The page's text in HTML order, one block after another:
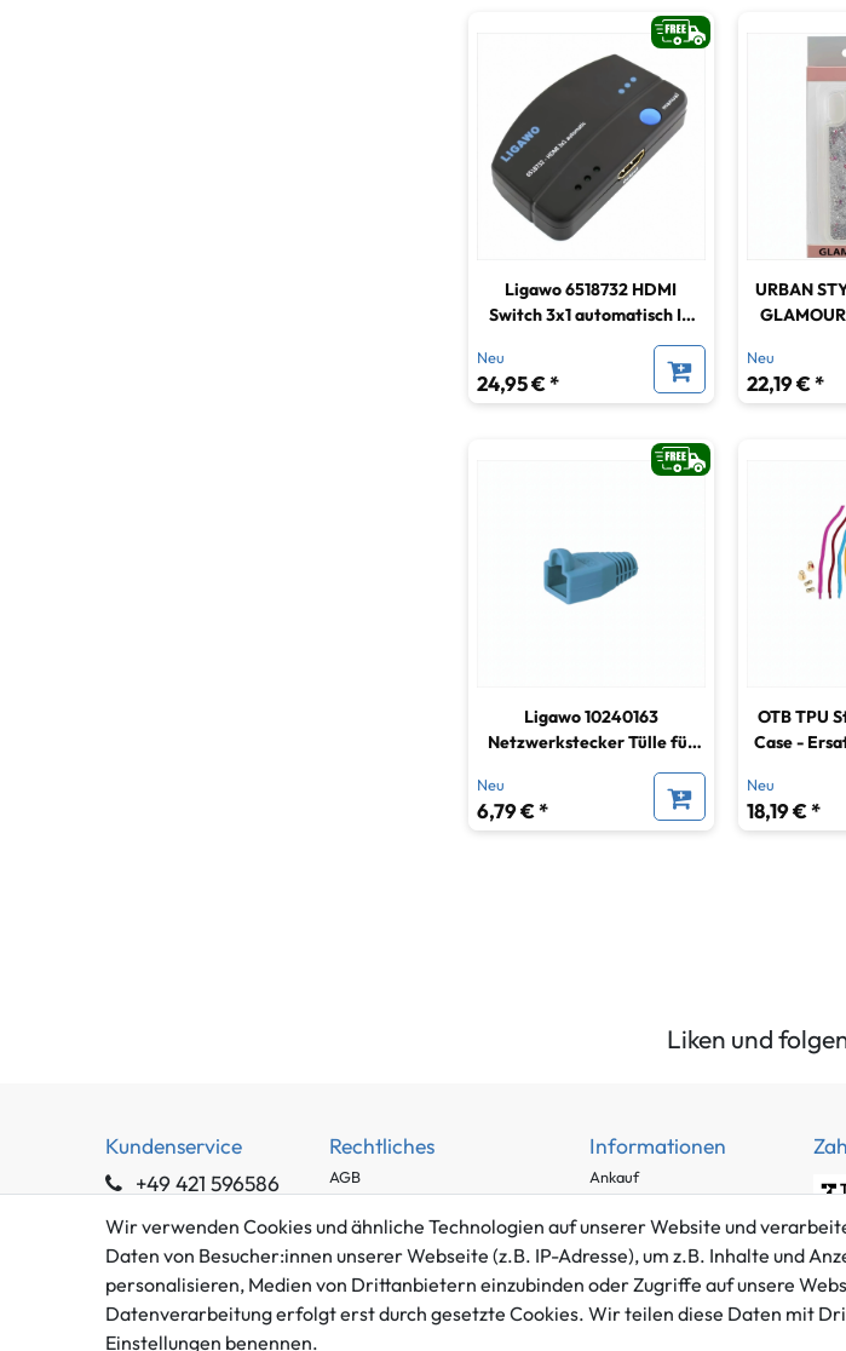
Ligawo 6518732 HDMI
Switch 3x1 automatisch IR
Extender Fernbedienung
Neu
24,95 € *
URBAN
Apple
Neu
22,19 € *
Ligawo 10240163
Netzwerkstecker Tülle für
RJ45 Netzwerk Stecker
dunkelblau VPE 10 Stück
Neu
6,79 € *
OTB TPU
Case -
Stück
Neu
18,19 € *
Liken und
Kundenservice
+49 421 596586
info@gameworld.de
Kontaktformular
Rechtliches
AGB
Datenschutzerklärung
Barrierefreiheitserklärung
Widerrufs­recht
Informationen
Ankauf
Häufig gestellte Fragen
Zahlung und Versand
Batterieentsorgung
Wir verwenden Cookies und ähnliche Technologien auf unserer Website und
Daten von Besucher:innen unserer Webseite (z.B. IP-Adresse), um z.B. Inhalte und
personalisieren, Medien von Drittanbietern einzubinden oder Zugriffe auf unsere
Datenverarbeitung erfolgt erst durch gesetzte Cookies. Wir teilen diese Daten mit
Einstellungen benennen.